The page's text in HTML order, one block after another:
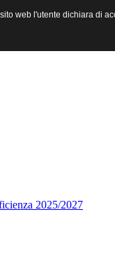
2025/2027
web l'utente dichiara di